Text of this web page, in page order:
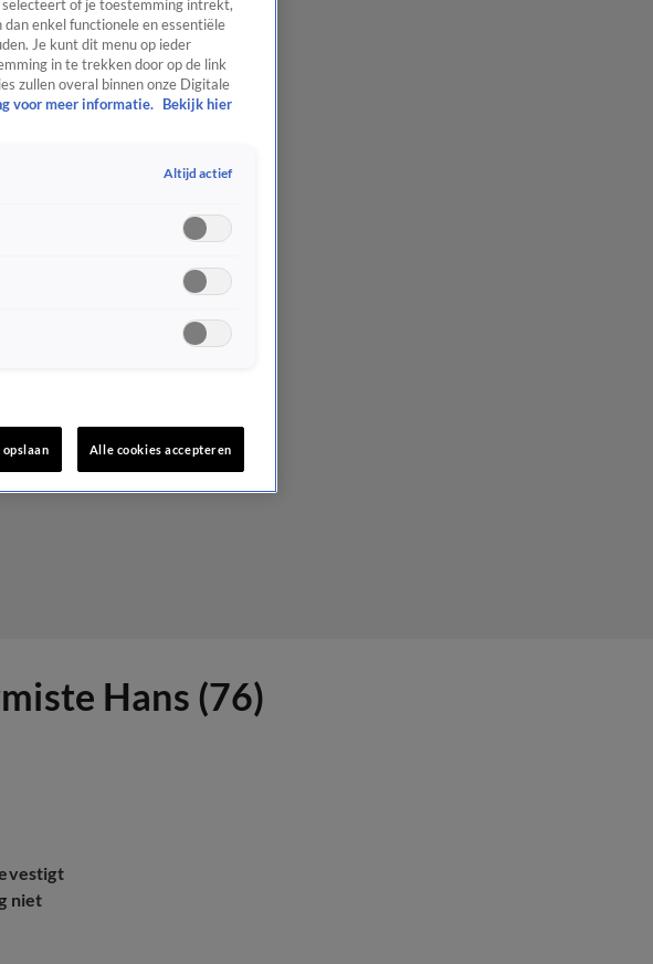
Hans (76)
niet
selecteert of je toestemming intrekt,
enkel functionele en essentiële
Je kunt dit menu op ieder
in te trekken door op de link
zullen overal binnen onze Digitale
voor meer informatie. Bekijk hier
Altijd actief
Alle cookies accepteren